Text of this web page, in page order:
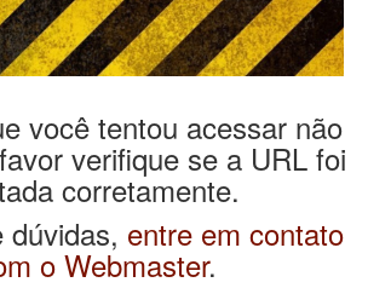
você tentou acessar não
verifique se a URL foi
corretamente.
dúvidas, entre em contato
o Webmaster.